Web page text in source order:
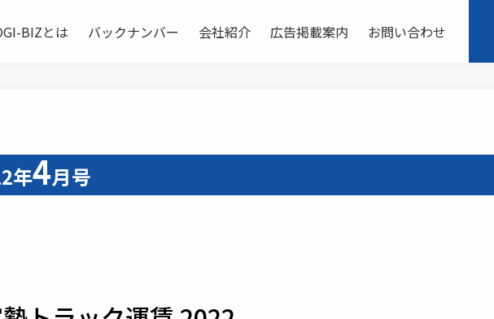
BIZとは バックナンバー 会社紹介 広告掲載案内 お問い合わせ
年4月号